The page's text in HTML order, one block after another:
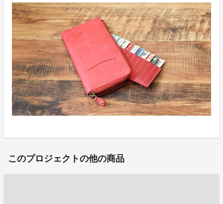
このプロジェクトの他の商品